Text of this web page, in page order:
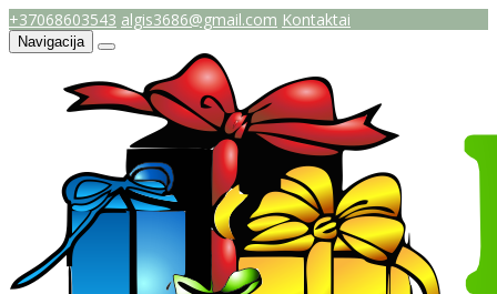
+37068603543 algis3686@gmail.com Kontaktai
Navigacija